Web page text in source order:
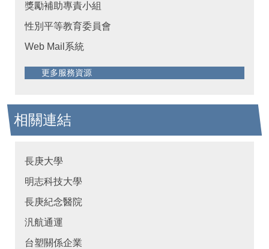
獎勵補助專責小組
性別平等教育委員會
Web Mail系統
更多服務資源
相關連結
長庚大學
明志科技大學
長庚紀念醫院
汎航通運
台塑關係企業